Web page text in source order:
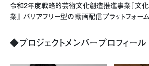
令和2年度戦略的芸術文化創造推進事業『文
業』 バリアフリー型の動画配信プラットフォー
◆プロジェクトメンバープロフィール